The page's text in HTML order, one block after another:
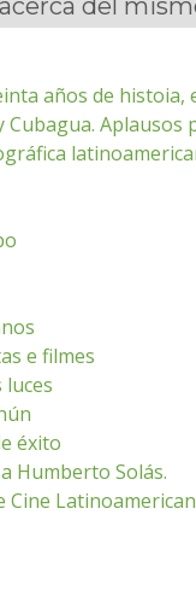
del
años de
Aplausos
e filmes
luces
éxito
Humberto Solás.
Cine